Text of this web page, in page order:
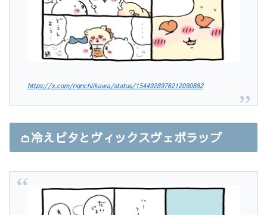
https://x.com/ngnchiikawa/status/1544928976212090882
👛冷えピタとヴィックスヴェポラップ